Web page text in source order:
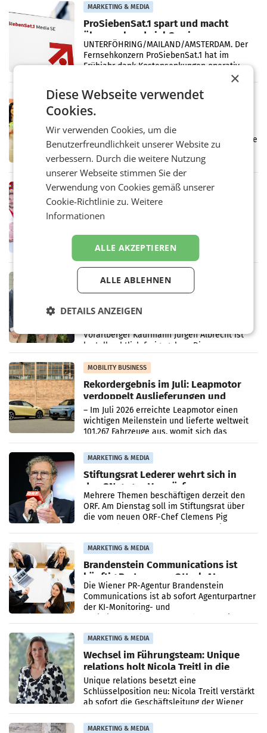
MARKETING & MEDIA
ProSiebenSat.1 spart und macht
überraschend viel Gewinn
UNTERFÖHRING/MAILAND/AMSTERDAM. Der
Fernsehkonzern ProSiebenSat.1 hat im
Frühjahr dank Kostensenkungen operativ
Markterwartung deutlich übertroffen.
RETAIL
Eine Bühne für Zirkularität: ARA und
Müller informieren am POS über
Kreislauffähigkeit
Über den gesamten August hinweg rücken die
Altstoff Recycling Austria AG (ARA) und der
Handelskonzern Müller die Initiative
„Kreislauf-Helden“ in allen österreichischen
Müller-Filialen
RETAIL
Penny modernisiert zwei Filialen in
Ober- und Niederösterreich
laufenden Modernisierungsoffensive
erneuert Penny zwei Filialen in Nieder- und
Oberösterreich. Die beiden Standorte liegen
in Haag sowie im rund
RETAIL
Alles bereit für den Wechsel: Jürgen
Albrecht setzt ab 1.1.2027 auf Adeg
WIENER NEUDORF. – Die geplante
Vorarlberger Kaufmann Jürgen Albrecht ist
kartellrechtlich freigegeben: Die
Bundeswettbewerbsbehörde und der
Bundeskartellanwalt
MOBILITY BUSINESS
Rekordergebnis im Juli: Leapmotor
verdoppelt Auslieferungen und
überschreitet die 100.000er-Marke
– Im Juli 2026 erreichte Leapmotor einen
wichtigen Meilenstein und lieferte weltweit
101.267 Fahrzeuge aus, womit sich das
Ergebnis gegenüber Juli 2025 mehr als
verdoppelte (+102
MARKETING & MEDIA
Stiftungsrat Lederer wehrt sich in
den SN gegen Vorwürfe
Mehrere Themen beschäftigen derzeit den
ORF. Am Dienstag soll im Stiftungsrat über
die vom neuen ORF-Chef Clemens Pig
MARKETING & MEDIA
Brandenstein Communications ist
künftig Partner von OtterlyAI
Die Wiener PR-Agentur Brandenstein
Communications ist ab sofort Agenturpartner
der KI-Monitoring- und
MARKETING & MEDIA
Wechsel im Führungsteam: Unique
relations holt Nicola Treitl in die
Geschäftsleitung
Unique relations besetzt eine
Schlüsselposition neu: Nicola Treitl verstärkt
ab sofort die Geschäftsleitung der Wiener
PR-Agentur an der Seite von Josef Kalina und
Anna Kalina-Mahr.
MARKETING & MEDIA
×
Diese Webseite verwendet
Cookies.
Wir verwenden Cookies, um die
Benutzerfreundlichkeit unserer Website zu
verbessern. Durch die weitere Nutzung
unserer Webseite stimmen Sie der
Verwendung von Cookies gemäß unserer
Cookie-Richtlinie zu.Weitere
Informationen
ALLE AKZEPTIEREN
ALLE ABLEHNEN
DETAILS ANZEIGEN